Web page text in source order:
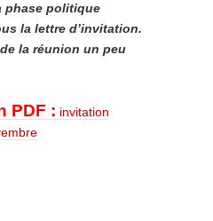
phase politique
la lettre d’invitation.
la réunion un peu
PDF : invitation